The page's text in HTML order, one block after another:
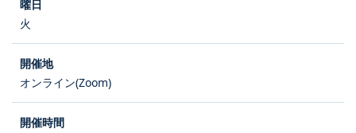
火
オンライン(Zoom)